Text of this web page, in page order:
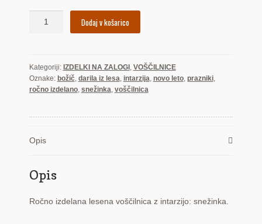
Dodaj v košarico
Kategoriji: IZDELKI NA ZALOGI , VOŠČILNICE
Oznake: božič, darila iz lesa, intarzija, novo leto, prazniki,
ročno izdelano, snežinka, voščilnica
Opis
Opis
Ročno izdelana lesena voščilnica z intarzijo: snežinka.